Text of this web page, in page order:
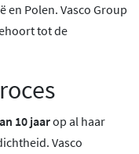
Polen. Vasco Group
tot de
10 jaarop al haar
Vasco